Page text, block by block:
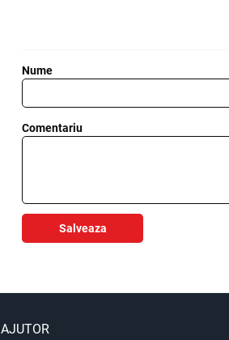
Nume
Comentariu
Salveaza
AJUTOR